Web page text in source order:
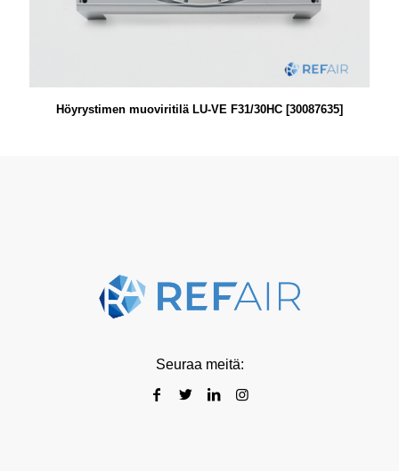
Höyrystimen muoviritilä LU-VE F31/30HC [30087635]
Seuraa meitä: